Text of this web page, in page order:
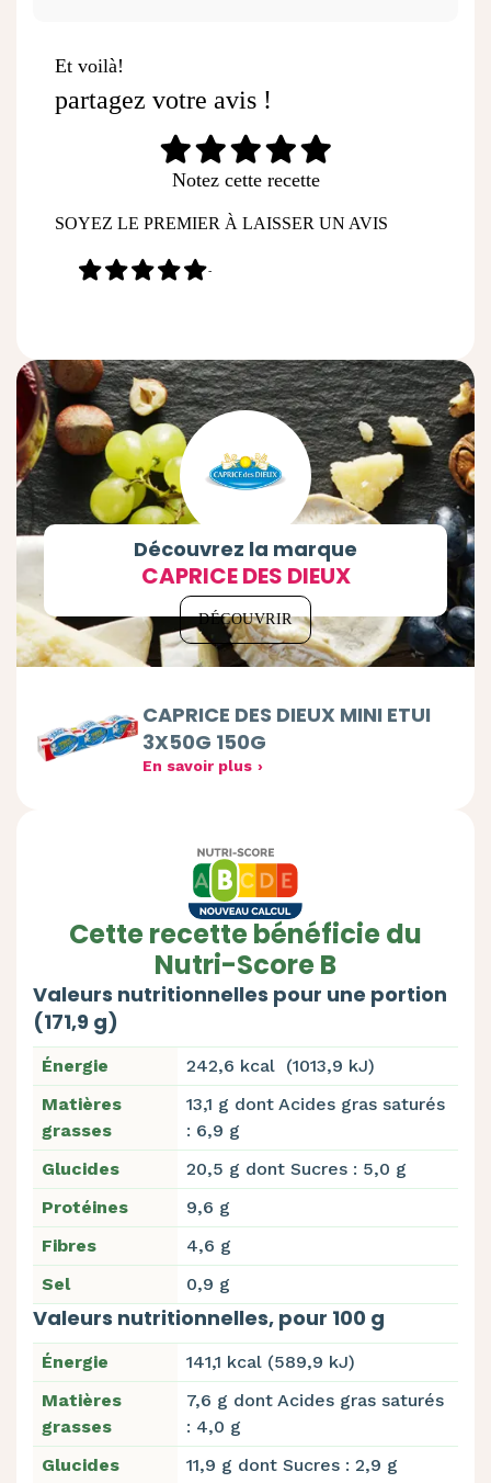
Et voilà!
partagez votre avis !
Notez cette recette
SOYEZ LE PREMIER À LAISSER UN AVIS
-
Découvrez la marque
CAPRICE DES DIEUX
DÉCOUVRIR
CAPRICE DES DIEUX MINI ETUI
3X50G 150G
En savoir plus
Cette recette bénéficie du
Nutri-Score B
Valeurs nutritionnelles pour une portion
(171,9 g)
Énergie
242,6 kcal (1013,9 kJ)
Matières
grasses
13,1 g dont Acides gras saturés
: 6,9 g
Glucides
20,5 g dont Sucres : 5,0 g
Protéines
9,6 g
Fibres
4,6 g
Sel
0,9 g
Valeurs nutritionnelles, pour 100 g
Énergie
141,1 kcal (589,9 kJ)
Matières
grasses
7,6 g dont Acides gras saturés
: 4,0 g
Glucides
11,9 g dont Sucres : 2,9 g